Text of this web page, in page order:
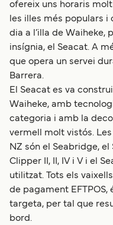
ofereix uns horaris
les illes més populars i
dia a l’illa de Waiheke,
insígnia, el Seacat. A
que opera un servei
Barrera.
El Seacat es va
Waiheke, amb
categoria i amb la
vermell molt vistós.
NZ són el Seabridge, el
Clipper II, II, IV i V i el
utilitzat. Tots els
de pagament EFTPOS,
targeta, per tal que
bord.